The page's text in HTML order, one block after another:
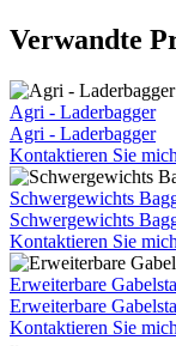
Verwandte
Agri - Laderbagger
Agri - Laderbagger
Kontaktieren Sie
Schwergewichts
Schwergewichts
Kontaktieren Sie
Erweiterbare
Erweiterbare
Kontaktieren Sie